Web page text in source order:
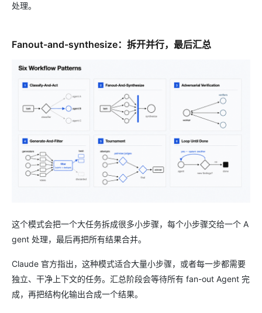
处理。
Fanout-and-synthesize：拆开并行，最后汇总
这个模式会把一个大任务拆成很多小步骤，每个小步骤交给一个 A
gent 处理，最后再把所有结果合并。
Claude 官方指出，这种模式适合大量小步骤，或者每一步都需要
独立、干净上下文的任务。汇总阶段会等待所有 fan-out Agent 完
成，再把结构化输出合成一个结果。